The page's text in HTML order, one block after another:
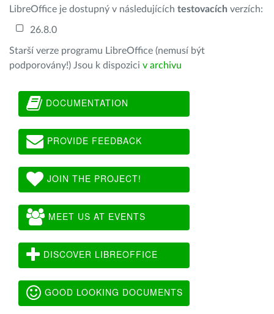
LibreOffice je dostupný v následujících testovacích verzích:
26.8.0
Starší verze programu LibreOffice (nemusí být
podporovány!) Jsou k dispozici v archivu
DOCUMENTATION
PROVIDE FEEDBACK
JOIN THE PROJECT!
MEET US AT EVENTS
DISCOVER LIBREOFFICE
GOOD LOOKING DOCUMENTS